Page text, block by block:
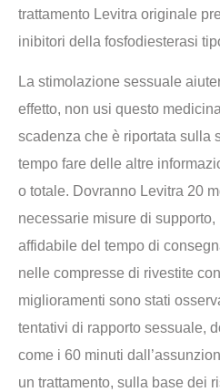
trattamento Levitra originale
inibitori della fosfodiesterasi
La stimolazione sessuale
effetto, non usi questo
scadenza che è riportata sulla
tempo fare delle altre
o totale. Dovranno Levitra 20
necessarie misure di
affidabile del tempo di
nelle compresse di rivestite
miglioramenti sono stati
tentativi di rapporto sessuale,
come i 60 minuti
un trattamento, sulla base dei